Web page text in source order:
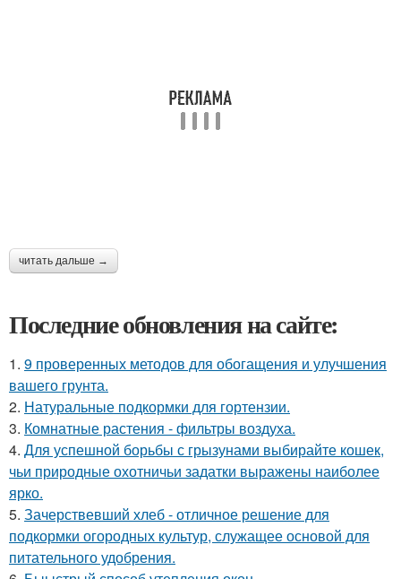
читать дальше →
Последние обновления на сайте:
1. 9 проверенных методов для обогащения и улучшения
вашего грунта.
2. Натуральные подкормки для гортензии.
3. Комнатные растения - фильтры воздуха.
4. Для успешной борьбы с грызунами выбирайте кошек,
чьи природные охотничьи задатки выражены наиболее
ярко.
5. Зачерствевший хлеб - отличное решение для
подкормки огородных культур, служащее основой для
питательного удобрения.